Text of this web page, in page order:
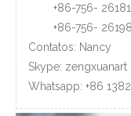
+86-756-
+86-756-
Contatos: Nancy
Skype: zengxuanart
Whatsapp: +86